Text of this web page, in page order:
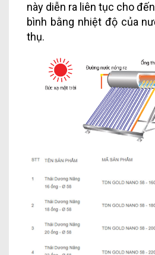
này diễn ra liên tục cho
bình bằng nhiệt độ của
thụ.